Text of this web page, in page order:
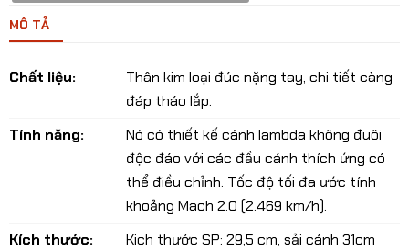
MÔ TẢ
Chất liệu:
Thân kim loại đúc nặng tay, chi tiết càng
đáp tháo lắp.
Tính năng:
Nó có thiết kế cánh lambda không đuôi
độc đáo với các đầu cánh thích ứng có
thể điều chỉnh. Tốc độ tối đa ước tính
khoảng Mach 2.0 (2.469 km/h).
Kích thước:
Kich thước SP: 29,5 cm, sải cánh 31cm